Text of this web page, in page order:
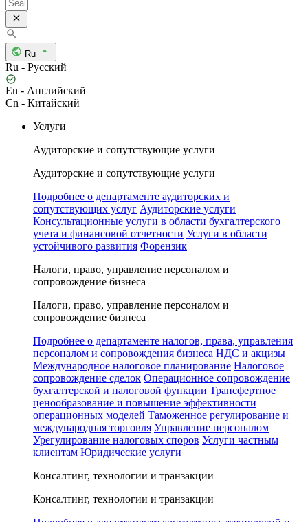
Ru
Ru - Русский
En - Английский
Cn - Китайский
Услуги
Аудиторские и сопутствующие услуги
Аудиторские и сопутствующие услуги
Подробнее о департаменте аудиторских и
сопутствующих услуг Аудиторские услуги
Консультационные услуги в области бухгалтерского
учета и финансовой отчетности Услуги в области
устойчивого развития Форензик
Налоги, право, управление персоналом и
сопровождение бизнеса
Налоги, право, управление персоналом и
сопровождение бизнеса
Подробнее о департаменте налогов, права, управления
персоналом и сопровождения бизнеса НДС и акцизы
Международное налоговое планирование Налоговое
сопровождение сделок Операционное сопровождение
бухгалтерской и налоговой функции Трансфертное
ценообразование и повышение эффективности
операционных моделей Таможенное регулирование и
международная торговля Управление персоналом
Урегулирование налоговых споров Услуги частным
клиентам Юридические услуги
Консалтинг, технологии и транзакции
Консалтинг, технологии и транзакции